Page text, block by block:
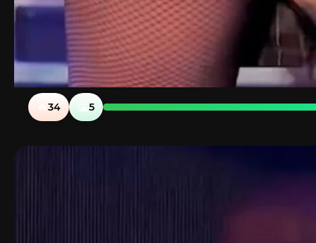
🔥34 🤮5